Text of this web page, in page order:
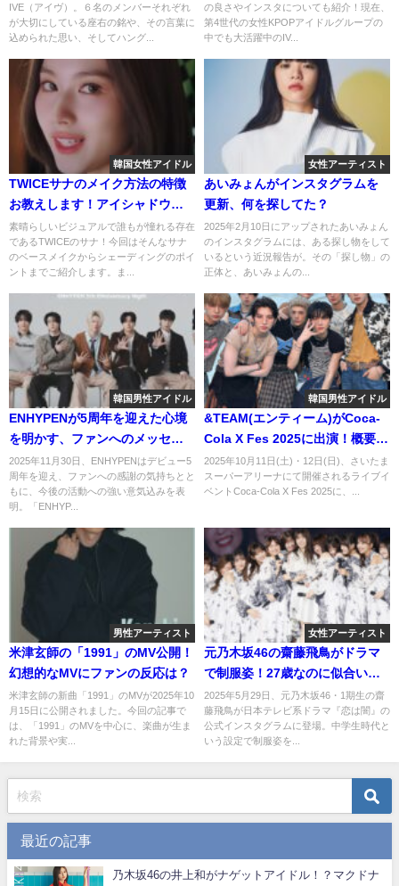
IVE（アイヴ）。６名のメンバーそれぞれ
が大切にしている座右の銘や、その言葉に
込められた思い、そしてハング...
の良さやインスタについても紹介！現在、
第4世代の女性KPOPアイドルグループの
中でも大活躍中のIV...
韓国女性アイドル
TWICEサナのメイク方法の特徴
お教えします！アイシャドウな
どメイク道具にも注目！
素晴らしいビジュアルで誰もが憧れる存在
であるTWICEのサナ！今回はそんなサナ
のベースメイクからシェーディングのポイ
ントまでご紹介します。ま...
女性アーティスト
あいみょんがインスタグラムを
更新、何を探してた？
2025年2月10日にアップされたあいみょん
のインスタグラムには、ある探し物をして
いるという近況報告が。その「探し物」の
正体と、あいみょんの...
韓国男性アイドル
ENHYPENが5周年を迎えた心境
を明かす、ファンへのメッセー
ジも
2025年11月30日、ENHYPENはデビュー5
周年を迎え、ファンへの感謝の気持ちとと
もに、今後の活動への強い意気込みを表
明。「ENHYP...
韓国男性アイドル
&TEAM(エンティーム)がCoca-
Cola X Fes 2025に出演！概要や
チケット購入方法は？
2025年10月11日(土)・12日(日)、さいたま
スーパーアリーナにて開催されるライブイ
ベントCoca-Cola X Fes 2025に、...
男性アーティスト
米津玄師の「1991」のMV公開！
幻想的なMVにファンの反応は？
米津玄師の新曲「1991」のMVが2025年10
月15日に公開されました。今回の記事で
は、「1991」のMVを中心に、楽曲が生ま
れた背景や実...
女性アーティスト
元乃木坂46の齋藤飛鳥がドラマ
で制服姿！27歳なのに似合いす
ぎてた件
2025年5月29日、元乃木坂46・1期生の齋
藤飛鳥が日本テレビ系ドラマ『恋は闇』の
公式インスタグラムに登場。中学生時代と
いう設定で制服姿を...
最近の記事
乃木坂46の井上和がナゲットアイドル！？マクドナ